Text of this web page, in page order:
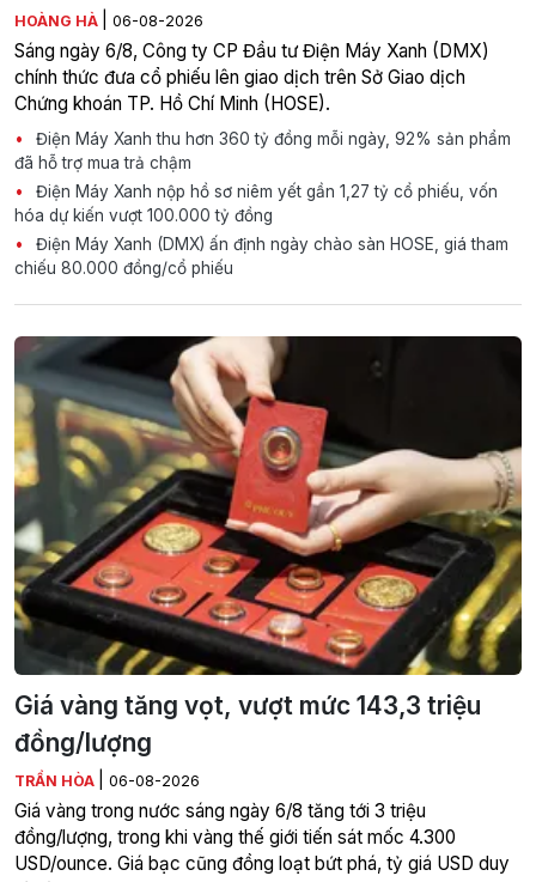
HOÀNG HÀ 06-08-2026
Sáng ngày 6/8, Công ty CP Đầu tư Điện Máy Xanh (DMX)
chính thức đưa cổ phiếu lên giao dịch trên Sở Giao dịch
Chứng khoán TP. Hồ Chí Minh (HOSE).
Điện Máy Xanh thu hơn 360 tỷ đồng mỗi ngày, 92% sản phẩm
đã hỗ trợ mua trả chậm
Điện Máy Xanh nộp hồ sơ niêm yết gần 1,27 tỷ cổ phiếu, vốn
hóa dự kiến vượt 100.000 tỷ đồng
Điện Máy Xanh (DMX) ấn định ngày chào sàn HOSE, giá tham
chiếu 80.000 đồng/cổ phiếu
Giá vàng tăng vọt, vượt mức 143,3 triệu
đồng/lượng
TRẦN HÒA 06-08-2026
Giá vàng trong nước sáng ngày 6/8 tăng tới 3 triệu
đồng/lượng, trong khi vàng thế giới tiến sát mốc 4.300
USD/ounce. Giá bạc cũng đồng loạt bứt phá, tỷ giá USD duy